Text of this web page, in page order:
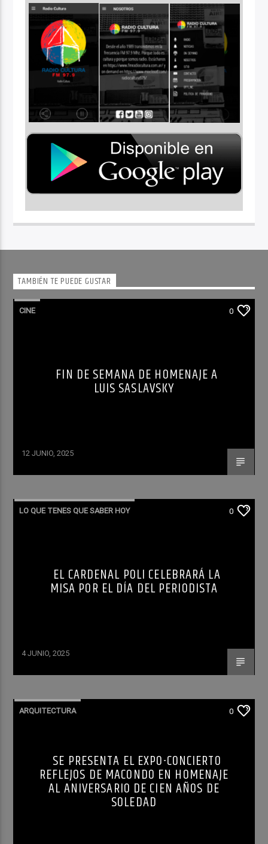
TAMBIÉN TE PUEDE GUSTAR
CINE 0
FIN DE SEMANA DE HOMENAJE A
LUIS SASLAVSKY
12 JUNIO, 2025
LO QUE TENES QUE SABER HOY 0
EL CARDENAL POLI CELEBRARÁ LA
MISA POR EL DÍA DEL PERIODISTA
4 JUNIO, 2025
ARQUITECTURA 0
SE PRESENTA EL EXPO-CONCIERTO
REFLEJOS DE MACONDO EN HOMENAJE
AL ANIVERSARIO DE CIEN AÑOS DE
SOLEDAD